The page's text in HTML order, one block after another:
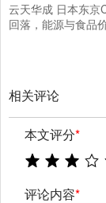
云天华成 日本东京
回落，能源与食品
相关评论
本文评分*
评论内容*